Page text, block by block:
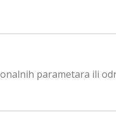
parametara ili